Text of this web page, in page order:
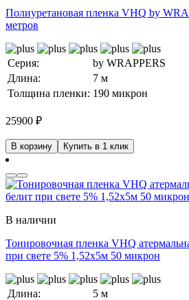
Полиуретановая пленка VHQ by
метров
Серия:
by WRAPPERS
Длина:
7 м
Толщина пленки: 190 микрон
25900 ₽
В корзину Купить в 1 клик
В наличии
Тонировочная пленка VHQ
при свете 5% 1,52x5м 50 микрон
Длина:
5 м